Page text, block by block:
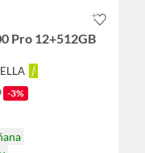
Pro 12+512GB
-3%